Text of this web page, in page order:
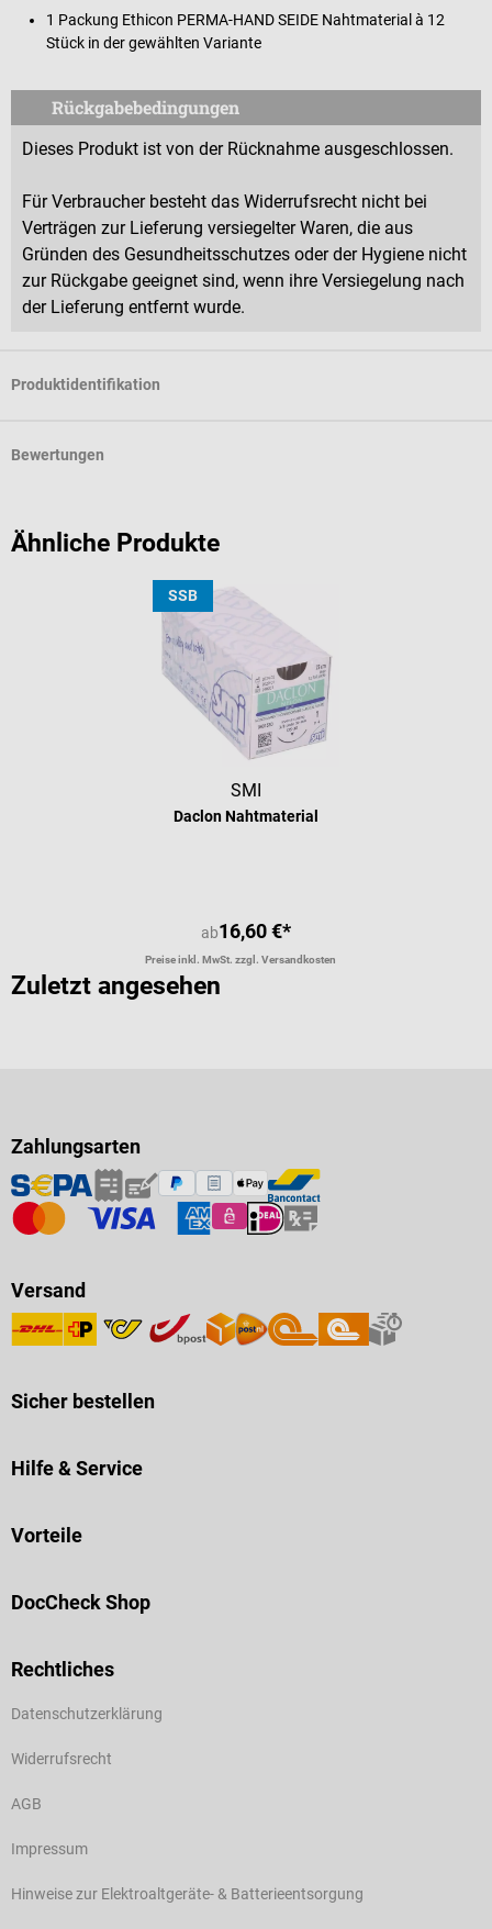
1 Packung Ethicon PERMA-HAND SEIDE Nahtmaterial à 12
Stück in der gewählten Variante
Rückgabebedingungen
Dieses Produkt ist von der Rücknahme ausgeschlossen.
Für Verbraucher besteht das Widerrufsrecht nicht bei
Verträgen zur Lieferung versiegelter Waren, die aus
Gründen des Gesundheitsschutzes oder der Hygiene nicht
zur Rückgabe geeignet sind, wenn ihre Versiegelung nach
der Lieferung entfernt wurde.
Produktidentifikation
Bewertungen
Ähnliche Produkte
SSB
SMI
Daclon Nahtmaterial
ab16,60 €*
Preise inkl. MwSt. zzgl. Versandkosten
Zuletzt angesehen
Zahlungsarten
Versand
Sicher bestellen
Hilfe & Service
Vorteile
DocCheck Shop
Rechtliches
Datenschutzerklärung
Widerrufsrecht
AGB
Impressum
Hinweise zur Elektroaltgeräte- & Batterieentsorgung